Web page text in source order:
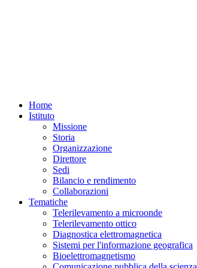
Home
Istituto
Missione
Storia
Organizzazione
Direttore
Sedi
Bilancio e rendimento
Collaborazioni
Tematiche
Telerilevamento a microonde
Telerilevamento ottico
Diagnostica elettromagnetica
Sistemi per l'informazione geografica
Bioelettromagnetismo